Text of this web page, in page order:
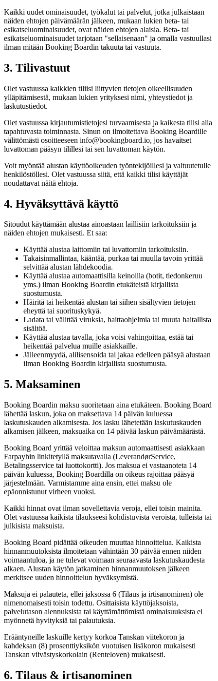
Kaikki uudet ominaisuudet, työkalut tai palvelut, jotka julkaistaan
näiden ehtojen päivämäärän jälkeen, mukaan lukien beta- tai
esikatseluominaisuudet, ovat näiden ehtojen alaisia. Beta- tai
esikatseluominaisuudet tarjotaan "sellaisenaan" ja omalla vastuullasi
ilman mitään Booking Boardin takuuta tai vastuuta.
3. Tilivastuut
Olet vastuussa kaikkien tiliisi liittyvien tietojen oikeellisuuden
ylläpitämisestä, mukaan lukien yrityksesi nimi, yhteystiedot ja
laskutustiedot.
Olet vastuussa kirjautumistietojesi turvaamisesta ja kaikesta tilisi alla
tapahtuvasta toiminnasta. Sinun on ilmoitettava Booking Boardille
välittömästi osoitteeseen info@bookingboard.io, jos havaitset
luvattoman pääsyn tilillesi tai sen luvattoman käytön.
Voit myöntää alustan käyttöoikeuden työntekijöillesi ja valtuutetulle
henkilöstöllesi. Olet vastuussa siitä, että kaikki tilisi käyttäjät
noudattavat näitä ehtoja.
4. Hyväksyttävä käyttö
Sitoudut käyttämään alustaa ainoastaan laillisiin tarkoituksiin ja
näiden ehtojen mukaisesti. Et saa:
Käyttää alustaa laittomiin tai luvattomiin tarkoituksiin.
Takaisinmallintaa, kääntää, purkaa tai muulla tavoin yrittää
selvittää alustan lähdekoodia.
Käyttää alustaa automaattisilla keinoilla (botit, tiedonkeruu
yms.) ilman Booking Boardin etukäteistä kirjallista
suostumusta.
Häiritä tai heikentää alustan tai siihen sisältyvien tietojen
eheyttä tai suorituskykyä.
Ladata tai välittää viruksia, haittaohjelmia tai muuta haitallista
sisältöä.
Käyttää alustaa tavalla, joka voisi vahingoittaa, estää tai
heikentää palvelua muille asiakkaille.
Jälleenmyydä, alilisensoida tai jakaa edelleen pääsyä alustaan
ilman Booking Boardin kirjallista suostumusta.
5. Maksaminen
Booking Boardin maksu suoritetaan aina etukäteen. Booking Board
lähettää laskun, joka on maksettava 14 päivän kuluessa
laskutuskauden alkamisesta. Jos lasku lähetetään laskutuskauden
alkamisen jälkeen, maksuaika on 14 päivää laskun päivämäärästä.
Booking Board yrittää veloittaa maksun automaattisesti asiakkaan
Farpayhin linkitetyllä maksutavalla (LeverandørService,
Betalingsservice tai luottokortti). Jos maksua ei vastaanoteta 14
päivän kuluessa, Booking Boardilla on oikeus rajoittaa pääsyä
järjestelmään. Varmistamme aina ensin, ettei maksu ole
epäonnistunut virheen vuoksi.
Kaikki hinnat ovat ilman sovellettavia veroja, ellei toisin mainita.
Olet vastuussa kaikista tilaukseesi kohdistuvista veroista, tulleista tai
julkisista maksuista.
Booking Board pidättää oikeuden muuttaa hinnoittelua. Kaikista
hinnanmuutoksista ilmoitetaan vähintään 30 päivää ennen niiden
voimaantuloa, ja ne tulevat voimaan seuraavasta laskutuskaudesta
alkaen. Alustan käytön jatkaminen hinnanmuutoksen jälkeen
merkitsee uuden hinnoittelun hyväksymistä.
Maksuja ei palauteta, ellei jaksossa 6 (Tilaus ja irtisanominen) ole
nimenomaisesti toisin todettu. Osittaisista käyttöjaksoista,
palvelutason alennuksista tai käyttämättömistä ominaisuuksista ei
myönnetä hyvityksiä tai palautuksia.
Erääntyneille laskuille kertyy korkoa Tanskan viitekoron ja
kahdeksan (8) prosenttiyksikön vuotuisen lisäkoron mukaisesti
Tanskan viivästyskorkolain (Renteloven) mukaisesti.
6. Tilaus & irtisanominen